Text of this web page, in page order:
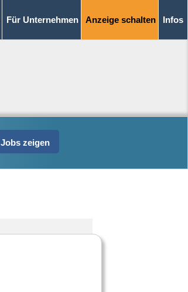
Für Unternehmen Anzeige schalten Infos